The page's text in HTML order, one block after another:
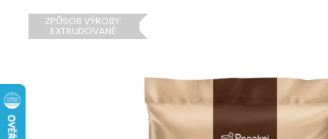
ZPŮSOB VÝROBY:
EXTRUDOVANÉ